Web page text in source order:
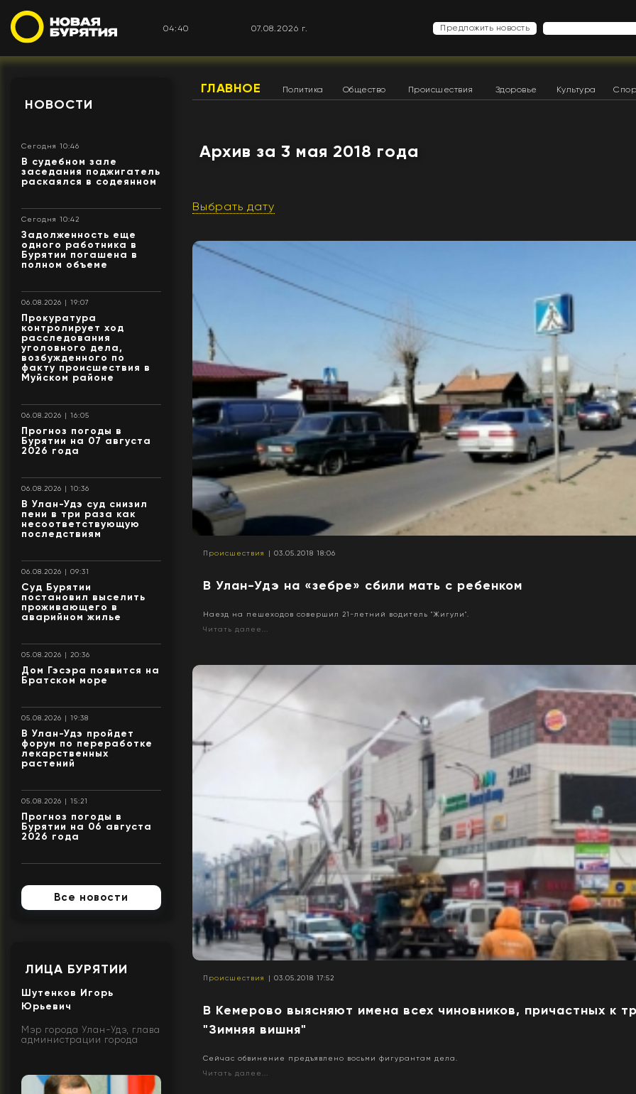
04:40 07.08.2026 г. Предложить новость
НОВОСТИ
Сегодня 10:46
В судебном зале
заседания поджигатель
раскаялся в содеянном
Сегодня 10:42
Задолженность еще
одного работника в
Бурятии погашена в
полном объеме
06.08.2026 | 19:07
Прокуратура
контролирует ход
расследования
уголовного дела,
возбужденного по
факту происшествия в
Муйском районе
06.08.2026 | 16:05
Прогноз погоды в
Бурятии на 07 августа
2026 года
06.08.2026 | 10:36
В Улан-Удэ суд снизил
пени в три раза как
несоответствующую
последствиям
06.08.2026 | 09:31
Суд Бурятии
постановил выселить
проживающего в
аварийном жилье
05.08.2026 | 20:36
Дом Гэсэра появится на
Братском море
05.08.2026 | 19:38
В Улан-Удэ пройдет
форум по переработке
лекарственных
растений
05.08.2026 | 15:21
Прогноз погоды в
Бурятии на 06 августа
2026 года
Все новости
ЛИЦА БУРЯТИИ
Шутенков Игорь
Юрьевич
Мэр города Улан-Удэ, глава
администрации города
ГЛАВНОЕ Политика Общество Происшествия Здоровье Культура
Архив за 3 мая 2018 года
Выбрать дату
Происшествия | 03.05.2018 18:06
В Улан-Удэ на «зебре» сбили мать с ребенком
Наезд на пешеходов совершил 21-летний водитель "Жигули".
Читать далее...
Происшествия | 03.05.2018 17:52
В Кемерово выясняют имена всех чиновников, причастных к
"Зимняя вишня"
Сейчас обвинение предъявлено восьми фигурантам дела.
Читать далее...